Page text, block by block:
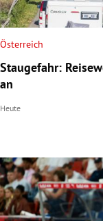
Untermenü
Untermenü
Untermenü
Österreich
Staugefahr:
an
Heute